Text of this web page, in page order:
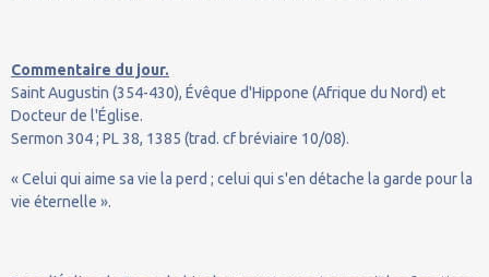
Commentaire du jour.
Saint Augustin (354-430), Évêque d'Hippone (Afrique du Nord) et
Docteur de l'Église.
Sermon 304 ; PL 38, 1385 (trad. cf bréviaire 10/08).
« Celui qui aime sa vie la perd ; celui qui s'en détache la garde pour la
vie éternelle ».